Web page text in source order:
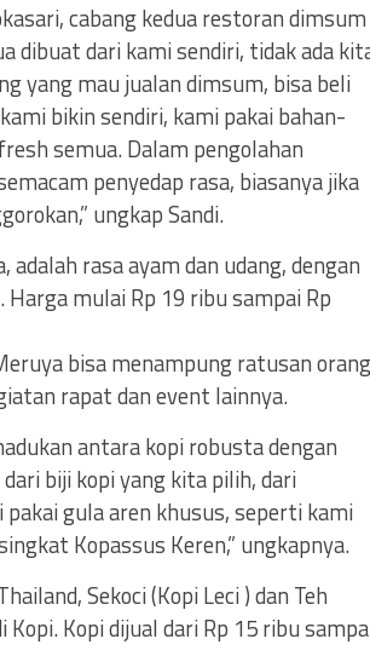
cabang kedua restoran dimsum
dibuat dari kami sendiri, tidak ada
yang mau jualan dimsum, bisa beli
bikin sendiri, kami pakai bahan-
semua. Dalam pengolahan
penyedap rasa, biasanya jika
ungkap Sandi.
rasa ayam dan udang, dengan
mulai Rp 19 ribu sampai Rp
bisa menampung ratusan
rapat dan event lainnya.
antara kopi robusta dengan
biji kopi yang kita pilih, dari
pakai gula aren khusus, seperti kami
Kopassus Keren,” ungkapnya.
Sekoci (Kopi Leci ) dan Teh
Kopi dijual dari Rp 15 ribu